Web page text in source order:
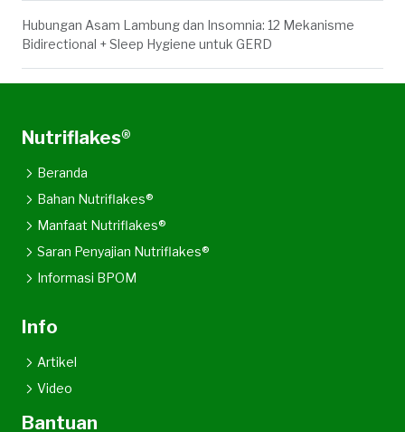
Hubungan Asam Lambung dan Insomnia: 12 Mekanisme
Bidirectional + Sleep Hygiene untuk GERD
Nutriflakes®
Beranda
Bahan Nutriflakes®
Manfaat Nutriflakes®
Saran Penyajian Nutriflakes®
Informasi BPOM
Info
Artikel
Video
Bantuan